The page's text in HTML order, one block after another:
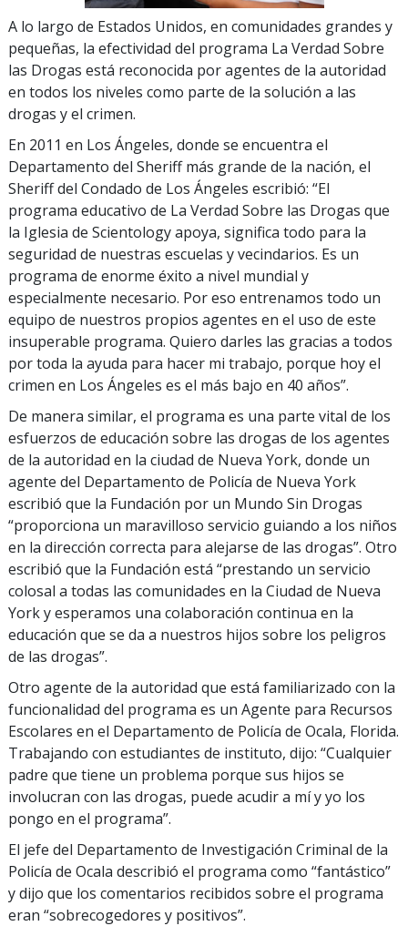
A lo largo de Estados Unidos, en comunidades grandes y
pequeñas, la efectividad del programa La Verdad Sobre
las Drogas está reconocida por agentes de la autoridad
en todos los niveles como parte de la solución a las
drogas y el crimen.
En 2011 en Los Ángeles, donde se encuentra el
Departamento del Sheriff más grande de la nación, el
Sheriff del Condado de Los Ángeles escribió: “El
programa educativo de La Verdad Sobre las Drogas que
la Iglesia de Scientology apoya, significa todo para la
seguridad de nuestras escuelas y vecindarios. Es un
programa de enorme éxito a nivel mundial y
especialmente necesario. Por eso entrenamos todo un
equipo de nuestros propios agentes en el uso de este
insuperable programa. Quiero darles las gracias a todos
por toda la ayuda para hacer mi trabajo, porque hoy el
crimen en Los Ángeles es el más bajo en 40 años”.
De manera similar, el programa es una parte vital de los
esfuerzos de educación sobre las drogas de los agentes
de la autoridad en la ciudad de Nueva York, donde un
agente del Departamento de Policía de Nueva York
escribió que la Fundación por un Mundo Sin Drogas
“proporciona un maravilloso servicio guiando a los niños
en la dirección correcta para alejarse de las drogas”. Otro
escribió que la Fundación está “prestando un servicio
colosal a todas las comunidades en la Ciudad de Nueva
York y esperamos una colaboración continua en la
educación que se da a nuestros hijos sobre los peligros
de las drogas”.
Otro agente de la autoridad que está familiarizado con la
funcionalidad del programa es un Agente para Recursos
Escolares en el Departamento de Policía de Ocala, Florida.
Trabajando con estudiantes de instituto, dijo: “Cualquier
padre que tiene un problema porque sus hijos se
involucran con las drogas, puede acudir a mí y yo los
pongo en el programa”.
El jefe del Departamento de Investigación Criminal de la
Policía de Ocala describió el programa como “fantástico”
y dijo que los comentarios recibidos sobre el programa
eran “sobrecogedores y positivos”.